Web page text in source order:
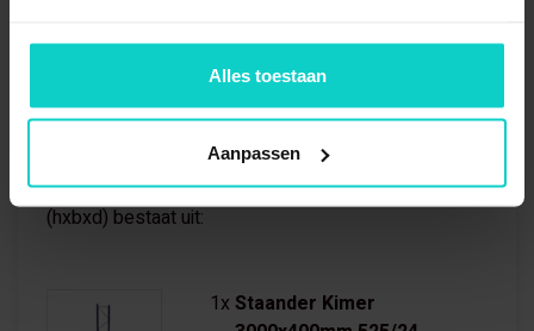
Alles toestaan
Aanpassen
Wat is inbegrepen?
Bandenstelling Aanbouwvak 3000x1900x400mm
(hxbxd) bestaat uit:
1x Staander Kimer